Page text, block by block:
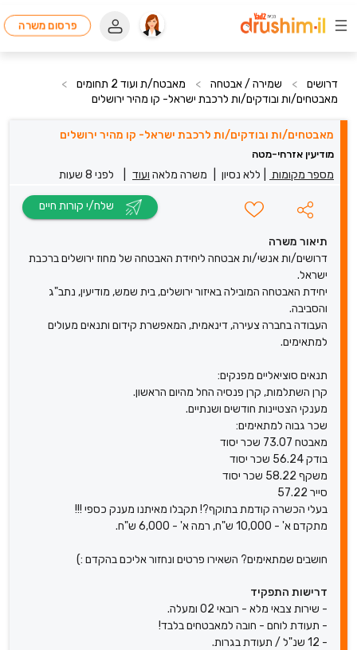
פרסום משרה
דרושים > שמירה / אבטחה > מאבטח/ת ועוד 2 תחומים
>
מאבטחים/ות ובודקים/ות לרכבת ישראל- קו מהיר ירושלים
מאבטחים/ות ובודקים/ות לרכבת ישראל- קו מהיר ירושלים
מודיעין אזרחי-מטה
מספר מקומות ללא נסיון משרה מלאה ועוד לפני 8 שעות
תיאור משרה
דרושים/ות אנשי/ות אבטחה ליחידת האבטחה של מחוז ירושלים ברכבת
ישראל.
יחידת האבטחה המובילה באיזור ירושלים, בית שמש, מודיעין, נתב"ג
והסביבה.
העבודה בחברה צעירה, דינאמית, המאפשרת קידום ותנאים מעולים
למתאימים.
תנאים סוציאליים מפנקים:
קרן השתלמות, קרן פנסיה החל מהיום הראשון.
מענקי הצטיינות חודשים ושנתיים.
שכר גבוה למתאימים:
מאבטח 73.07 שכר יסוד
בודק 56.24 שכר יסוד
משקף 58.22 שכר יסוד
סייר 57.22
בעלי הכשרה קודמת בתוקף?! תקבלו מאיתנו מענק כספי !!!
מתקדם א' - 10,000 ש"ח, רמה א' - 6,000 ש"ח.
חושבים שמתאימים? השאירו פרטים ונחזור אליכם בהקדם :)
דרישות התפקיד
- שירות צבאי מלא - רובאי 02 ומעלה.
- תעודת לוחם - חובה למאבטחים בלבד!
- 12 שנ"ל / תעודת בגרות.